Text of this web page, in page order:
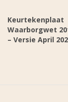
Keurtekenplaat
Waarborgwet
– Versie April